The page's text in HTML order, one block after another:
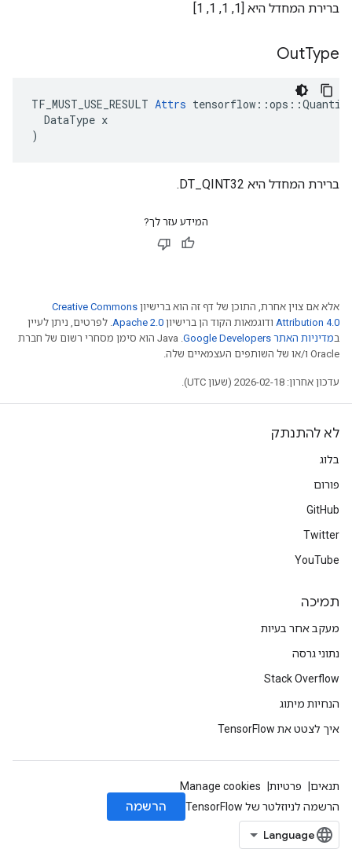
ברירת המחדל היא [1, 1, 1, 1]
OutType
TF_MUST_USE_RESULT Attrs
  DataType x
)
ברירת המחדל היא DT_QINT32.
המידע עזר לך?
אלא אם צוין אחרת, התוכן של דף זה הוא ברישיון Creative Commons
Attribution 4.0 ודוגמאות הקוד הן ברישיון Apache 2.0. לפרטים, ניתן לעיין
במדיניות האתר Google Developers‏
.‏ Java הוא סימן מסחרי רשום של חברת
Oracle ו/או של השותפים העצמאיים שלה.
עדכון אחרון: 2026-02-18 (שעון UTC).
לא להתנתק
בלוג
פורום
GitHub
Twitter
YouTube
תמיכה
מעקב אחר בעיות
נתוני גרסה
Stack Overflow
הנחיות מיתוג
איך לצטט את TensorFlow
תנאים פרטיות
Manage cookies
הרשמה לניוזלטר של TensorFlow
הרשמה